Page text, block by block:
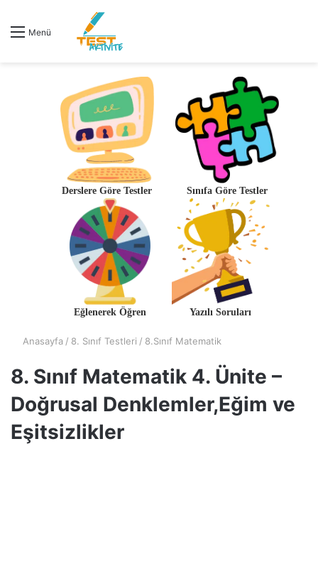
Menü
Derslere Göre Testler Sınıfa Göre Testler
Eğlenerek Öğren Yazılı Soruları
Anasayfa / 8. Sınıf Testleri / 8.Sınıf Matematik
8. Sınıf Matematik 4. Ünite –
Doğrusal Denklemler,Eğim ve
Eşitsizlikler